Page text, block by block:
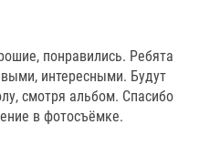
понравились. Ребята
интересными. Будут
смотря альбом. Спасибо
в фотосъёмке.